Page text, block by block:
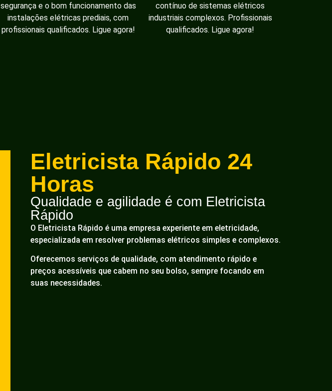
segurança e o bom funcionamento das
instalações elétricas prediais, com
profissionais qualificados. Ligue agora!
contínuo de sistemas elétricos
industriais complexos. Profissionais
qualificados. Ligue agora!
Eletricista Rápido 24
Horas
Qualidade e agilidade é com Eletricista
Rápido
O Eletricista Rápido é uma empresa experiente em eletricidade,
especializada em resolver problemas elétricos simples e complexos.
Oferecemos serviços de qualidade, com atendimento rápido e
preços acessíveis que cabem no seu bolso, sempre focando em
suas necessidades.